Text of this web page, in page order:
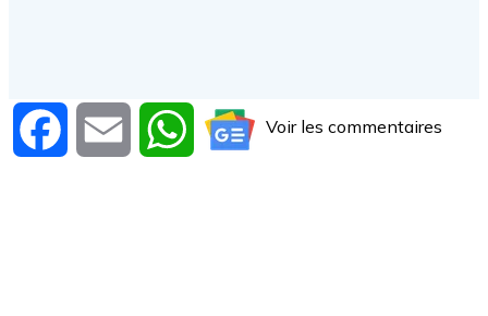
Facebook Email WhatsAppVoir les commentaires